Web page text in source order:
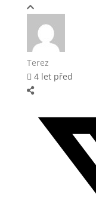
Terez
4 let před